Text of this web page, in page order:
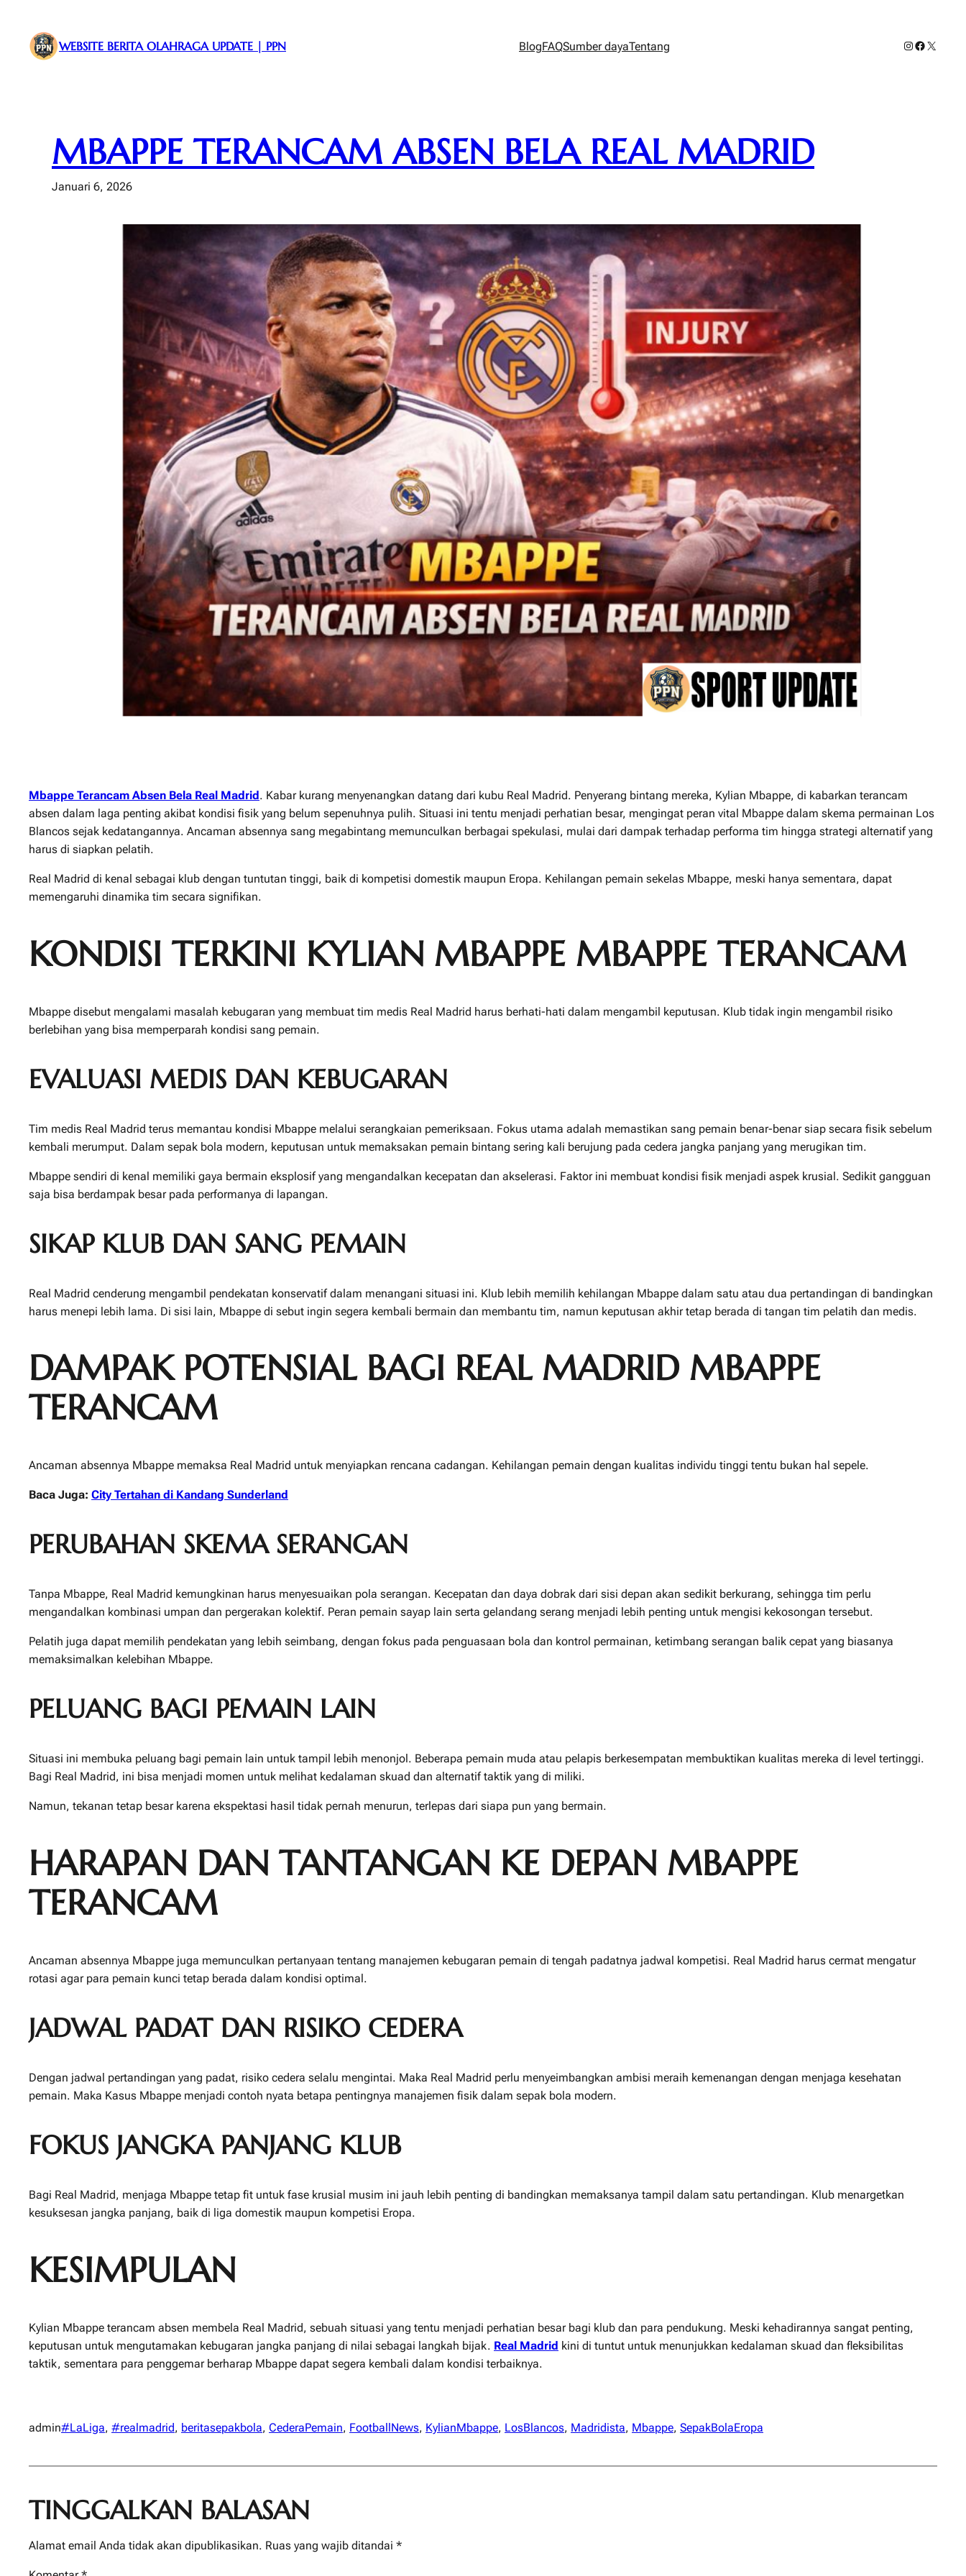
konten
WEBSITE BERITA OLAHRAGA UPDATE | PPN BlogFAQSumber dayaTentang Instagram
Facebook
X
MBAPPE TERANCAM ABSEN BELA REAL MADRID
Januari 6, 2026
Mbappe Terancam Absen Bela Real Madrid. Kabar kurang menyenangkan datang dari kubu Real Madrid. Penyerang bintang mereka, Kylian Mbappe, di kabarkan terancam
absen dalam laga penting akibat kondisi fisik yang belum sepenuhnya pulih. Situasi ini tentu menjadi perhatian besar, mengingat peran vital Mbappe dalam skema permainan Los
Blancos sejak kedatangannya. Ancaman absennya sang megabintang memunculkan berbagai spekulasi, mulai dari dampak terhadap performa tim hingga strategi alternatif yang
harus di siapkan pelatih.
Real Madrid di kenal sebagai klub dengan tuntutan tinggi, baik di kompetisi domestik maupun Eropa. Kehilangan pemain sekelas Mbappe, meski hanya sementara, dapat
memengaruhi dinamika tim secara signifikan.
KONDISI TERKINI KYLIAN MBAPPE MBAPPE TERANCAM
Mbappe disebut mengalami masalah kebugaran yang membuat tim medis Real Madrid harus berhati-hati dalam mengambil keputusan. Klub tidak ingin mengambil risiko
berlebihan yang bisa memperparah kondisi sang pemain.
EVALUASI MEDIS DAN KEBUGARAN
Tim medis Real Madrid terus memantau kondisi Mbappe melalui serangkaian pemeriksaan. Fokus utama adalah memastikan sang pemain benar-benar siap secara fisik sebelum
kembali merumput. Dalam sepak bola modern, keputusan untuk memaksakan pemain bintang sering kali berujung pada cedera jangka panjang yang merugikan tim.
Mbappe sendiri di kenal memiliki gaya bermain eksplosif yang mengandalkan kecepatan dan akselerasi. Faktor ini membuat kondisi fisik menjadi aspek krusial. Sedikit gangguan
saja bisa berdampak besar pada performanya di lapangan.
SIKAP KLUB DAN SANG PEMAIN
Real Madrid cenderung mengambil pendekatan konservatif dalam menangani situasi ini. Klub lebih memilih kehilangan Mbappe dalam satu atau dua pertandingan di bandingkan
harus menepi lebih lama. Di sisi lain, Mbappe di sebut ingin segera kembali bermain dan membantu tim, namun keputusan akhir tetap berada di tangan tim pelatih dan medis.
DAMPAK POTENSIAL BAGI REAL MADRID MBAPPE
TERANCAM
Ancaman absennya Mbappe memaksa Real Madrid untuk menyiapkan rencana cadangan. Kehilangan pemain dengan kualitas individu tinggi tentu bukan hal sepele.
Baca Juga: City Tertahan di Kandang Sunderland
PERUBAHAN SKEMA SERANGAN
Tanpa Mbappe, Real Madrid kemungkinan harus menyesuaikan pola serangan. Kecepatan dan daya dobrak dari sisi depan akan sedikit berkurang, sehingga tim perlu
mengandalkan kombinasi umpan dan pergerakan kolektif. Peran pemain sayap lain serta gelandang serang menjadi lebih penting untuk mengisi kekosongan tersebut.
Pelatih juga dapat memilih pendekatan yang lebih seimbang, dengan fokus pada penguasaan bola dan kontrol permainan, ketimbang serangan balik cepat yang biasanya
memaksimalkan kelebihan Mbappe.
PELUANG BAGI PEMAIN LAIN
Situasi ini membuka peluang bagi pemain lain untuk tampil lebih menonjol. Beberapa pemain muda atau pelapis berkesempatan membuktikan kualitas mereka di level tertinggi.
Bagi Real Madrid, ini bisa menjadi momen untuk melihat kedalaman skuad dan alternatif taktik yang di miliki.
Namun, tekanan tetap besar karena ekspektasi hasil tidak pernah menurun, terlepas dari siapa pun yang bermain.
HARAPAN DAN TANTANGAN KE DEPAN MBAPPE
TERANCAM
Ancaman absennya Mbappe juga memunculkan pertanyaan tentang manajemen kebugaran pemain di tengah padatnya jadwal kompetisi. Real Madrid harus cermat mengatur
rotasi agar para pemain kunci tetap berada dalam kondisi optimal.
JADWAL PADAT DAN RISIKO CEDERA
Dengan jadwal pertandingan yang padat, risiko cedera selalu mengintai. Maka Real Madrid perlu menyeimbangkan ambisi meraih kemenangan dengan menjaga kesehatan
pemain. Maka Kasus Mbappe menjadi contoh nyata betapa pentingnya manajemen fisik dalam sepak bola modern.
FOKUS JANGKA PANJANG KLUB
Bagi Real Madrid, menjaga Mbappe tetap fit untuk fase krusial musim ini jauh lebih penting di bandingkan memaksanya tampil dalam satu pertandingan. Klub menargetkan
kesuksesan jangka panjang, baik di liga domestik maupun kompetisi Eropa.
KESIMPULAN
Kylian Mbappe terancam absen membela Real Madrid, sebuah situasi yang tentu menjadi perhatian besar bagi klub dan para pendukung. Meski kehadirannya sangat penting,
keputusan untuk mengutamakan kebugaran jangka panjang di nilai sebagai langkah bijak. Real Madrid kini di tuntut untuk menunjukkan kedalaman skuad dan fleksibilitas
taktik, sementara para penggemar berharap Mbappe dapat segera kembali dalam kondisi terbaiknya.
admin#LaLiga, #realmadrid, beritasepakbola, CederaPemain, FootballNews, KylianMbappe, LosBlancos, Madridista, Mbappe, SepakBolaEropa
TINGGALKAN BALASAN
Alamat email Anda tidak akan dipublikasikan. Ruas yang wajib ditandai *